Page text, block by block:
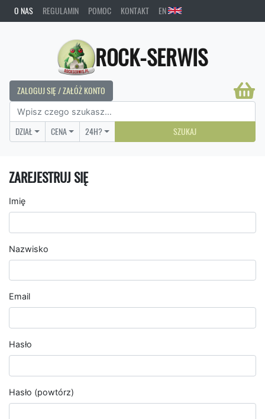
O NAS REGULAMIN POMOC KONTAKT EN
ROCK-SERWIS
ZALOGUJ SIĘ / ZAŁÓŻ KONTO
DZIAŁ CENA 24H? SZUKAJ
ZAREJESTRUJ SIĘ
Imię
Nazwisko
Email
Hasło
Hasło (powtórz)